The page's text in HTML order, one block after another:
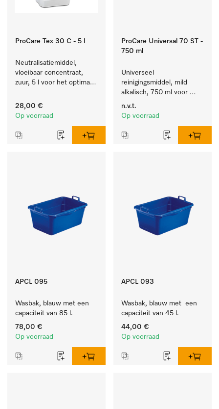
ProCare Tex 30 C - 5 l
Neutralisatiemiddel,
vloeibaar concentraat,
zuur, 5 l voor het optimaal
textiel door betrouwbare
neutralisatie.
28,00 €
Op voorraad
ProCare Universal 70 ST -
750 ml
Universeel
reinigingsmiddel, mild
alkalisch, 750 ml voor
behoedzaam verwijderen
van vetresten en vuil.
n.v.t.
Op voorraad
APCL 095
Wasbak, blauw met een
capaciteit van 85 l.
78,00 €
Op voorraad
APCL 093
Wasbak, blauw met  een
capaciteit van 45 l.
44,00 €
Op voorraad